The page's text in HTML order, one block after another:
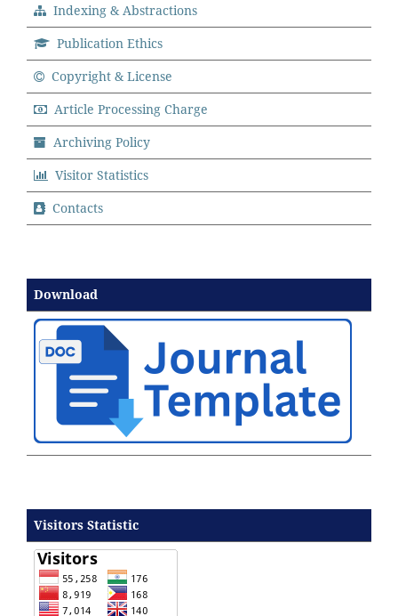
Indexing & Abstractions
Publication Ethics
Copyright & License
Article Processing Charge
Archiving Policy
Visitor Statistics
Contacts
Download
Visitors Statistic